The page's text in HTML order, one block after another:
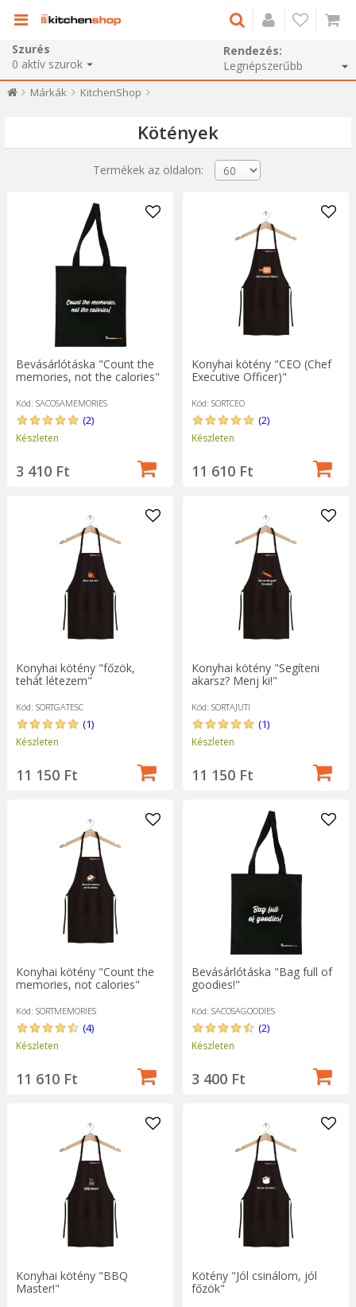
Szurés
0 aktív szurok
Rendezés:
Márkák KitchenShop
Kötények
Termékek az oldalon:
Bevásárlótáska "Count the
memories, not the calories"
Kód: SACOSAMEMORIES
(2)
Készleten
3 410 Ft
Konyhai kötény "CEO (Chef
Executive Officer)"
Kód: SORTCEO
(2)
Készleten
11 610 Ft
Konyhai kötény "főzök,
tehát létezem"
Kód: SORTGATESC
(1)
Készleten
11 150 Ft
Konyhai kötény "Segíteni
akarsz? Menj ki!"
Kód: SORTAJUTI
(1)
Készleten
11 150 Ft
Konyhai kötény "Count the
memories, not calories"
Kód: SORTMEMORIES
(4)
Készleten
11 610 Ft
Bevásárlótáska "Bag full of
goodies!"
Kód: SACOSAGOODIES
(2)
Készleten
3 400 Ft
Konyhai kötény "BBQ
Master!"
Kötény "Jól csinálom, jól
főzök"